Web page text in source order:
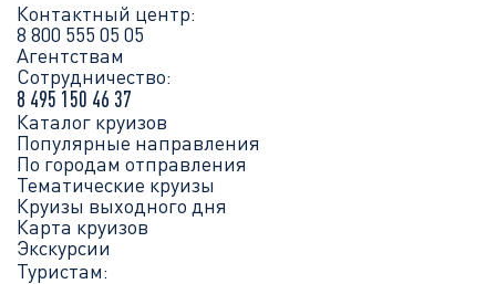
Контактный центр:
8 800 555 05 05
Агентствам
Сотрудничество:
8 495 150 46 37
Каталог круизов
Популярные направления
По городам отправления
Тематические круизы
Круизы выходного дня
Карта круизов
Экскурсии
Туристам: